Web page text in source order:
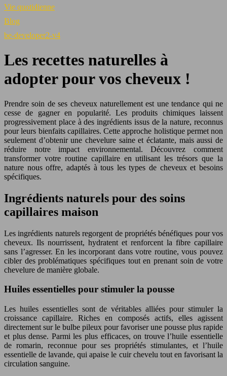
Vie quotidienne
Blog
be-developer2-v4
Les recettes naturelles à
adopter pour vos cheveux !
Prendre soin de ses cheveux naturellement est une tendance qui ne
cesse de gagner en popularité. Les produits chimiques laissent
progressivement place à des ingrédients issus de la nature, reconnus
pour leurs bienfaits capillaires. Cette approche holistique permet non
seulement d’obtenir une chevelure saine et éclatante, mais aussi de
réduire notre impact environnemental. Découvrez comment
transformer votre routine capillaire en utilisant les trésors que la
nature nous offre, adaptés à tous les types de cheveux et besoins
spécifiques.
Ingrédients naturels pour des soins
capillaires maison
Les ingrédients naturels regorgent de propriétés bénéfiques pour vos
cheveux. Ils nourrissent, hydratent et renforcent la fibre capillaire
sans l’agresser. En les incorporant dans votre routine, vous pouvez
cibler des problématiques spécifiques tout en prenant soin de votre
chevelure de manière globale.
Huiles essentielles pour stimuler la pousse
Les huiles essentielles sont de véritables alliées pour stimuler la
croissance capillaire. Riches en composés actifs, elles agissent
directement sur le bulbe pileux pour favoriser une pousse plus rapide
et plus dense. Parmi les plus efficaces, on trouve l’huile essentielle
de romarin, reconnue pour ses propriétés stimulantes, et l’huile
essentielle de lavande, qui apaise le cuir chevelu tout en favorisant la
circulation sanguine.